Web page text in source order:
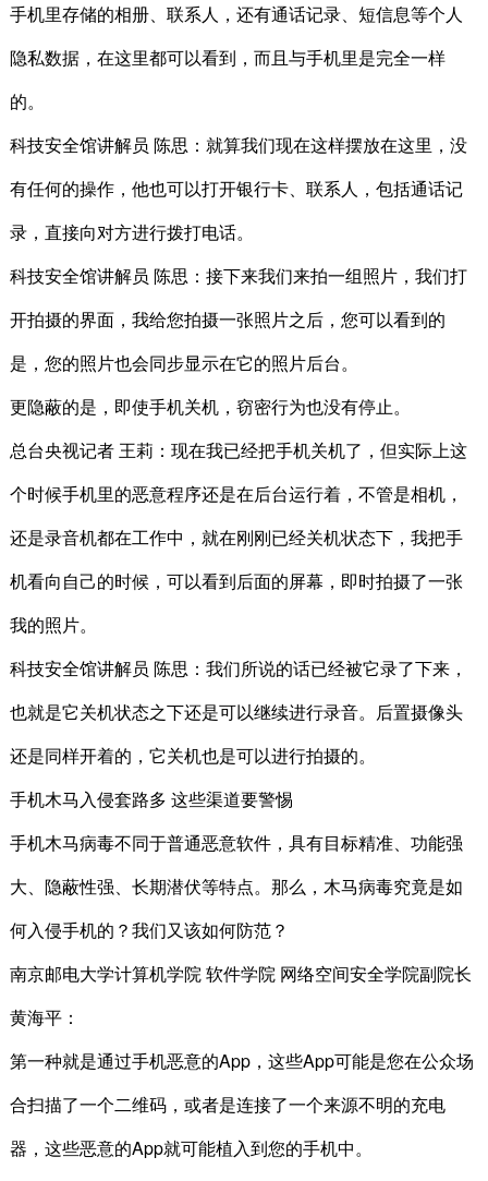
手机里存储的相册、联系人，还有通话记录、短信息等个人
隐私数据，在这里都可以看到，而且与手机里是完全一样
的。
科技安全馆讲解员 陈思：就算我们现在这样摆放在这里，没
有任何的操作，他也可以打开银行卡、联系人，包括通话记
录，直接向对方进行拨打电话。
科技安全馆讲解员 陈思：接下来我们来拍一组照片，我们打
开拍摄的界面，我给您拍摄一张照片之后，您可以看到的
是，您的照片也会同步显示在它的照片后台。
更隐蔽的是，即使手机关机，窃密行为也没有停止。
总台央视记者 王莉：现在我已经把手机关机了，但实际上这
个时候手机里的恶意程序还是在后台运行着，不管是相机，
还是录音机都在工作中，就在刚刚已经关机状态下，我把手
机看向自己的时候，可以看到后面的屏幕，即时拍摄了一张
我的照片。
科技安全馆讲解员 陈思：我们所说的话已经被它录了下来，
也就是它关机状态之下还是可以继续进行录音。后置摄像头
还是同样开着的，它关机也是可以进行拍摄的。
手机木马入侵套路多 这些渠道要警惕
手机木马病毒不同于普通恶意软件，具有目标精准、功能强
大、隐蔽性强、长期潜伏等特点。那么，木马病毒究竟是如
何入侵手机的？我们又该如何防范？
南京邮电大学计算机学院 软件学院 网络空间安全学院副院长
黄海平：
第一种就是通过手机恶意的App，这些App可能是您在公众场
合扫描了一个二维码，或者是连接了一个来源不明的充电
器，这些恶意的App就可能植入到您的手机中。